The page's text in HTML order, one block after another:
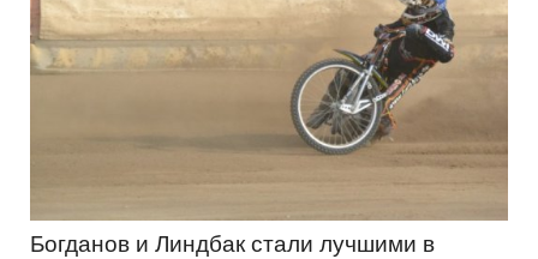
Богданов и Линдбак стали лучшими в